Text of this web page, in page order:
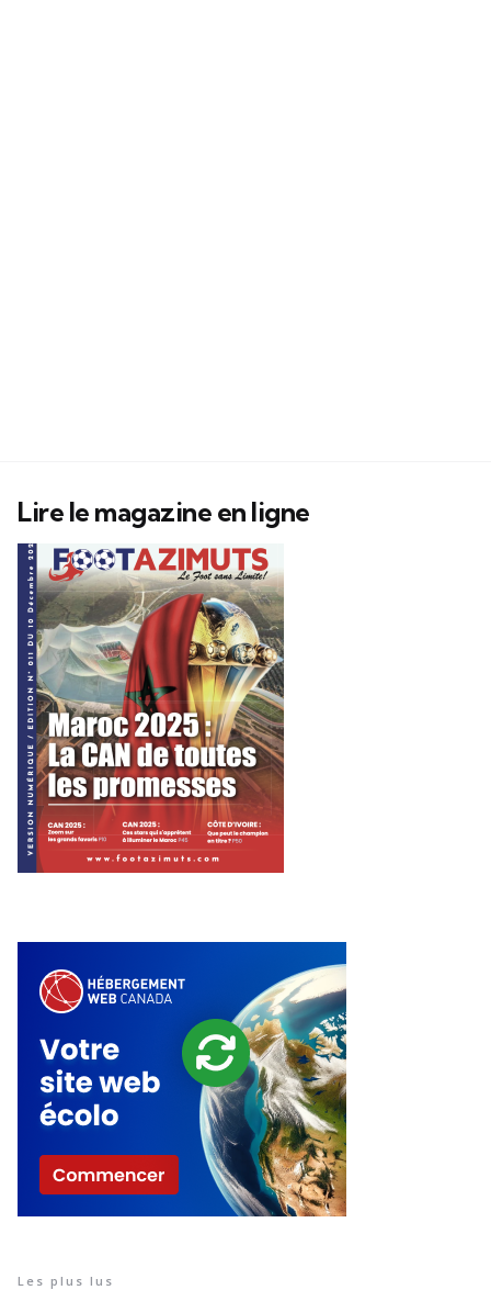
Lire le magazine en ligne
Les plus lus